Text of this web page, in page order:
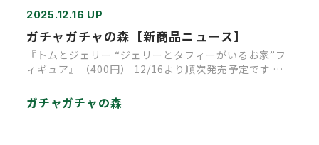
2025.12.16 UP
ガチャガチャの森【新商品ニュース】
『トムとジェリー “ジェリーとタフィーがいるお家”フ
ィギュア』（400円） 12/16より順次発売予定です ★
お部屋の…
ガチャガチャの森